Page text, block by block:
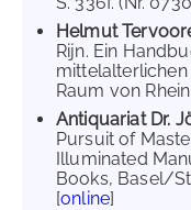
Helmut
Rijn. Ein
Raum von
Antiquariat Dr.
Pursuit of
Illuminated
Books, Basel/
[online]